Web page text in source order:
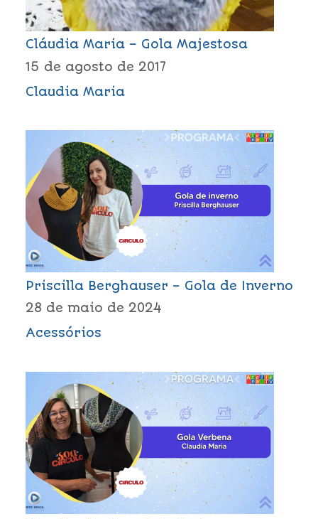
Cláudia Maria – Gola Majestosa
15 de agosto de 2017
Claudia Maria
Priscilla Berghauser – Gola de Inverno
28 de maio de 2024
Acessórios